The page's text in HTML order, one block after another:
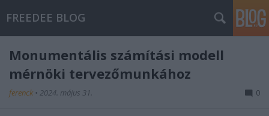
FREEDEE BLOG
Monumentális számítási modell
mérnöki tervezőmunkához
ferenck • 2024. május 31. 0